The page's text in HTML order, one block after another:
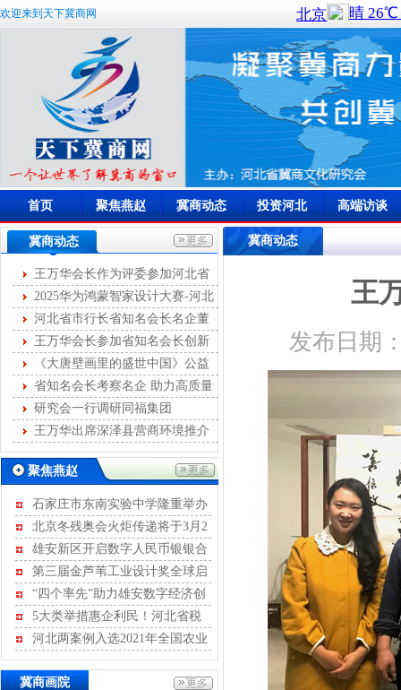
欢迎来到天下冀商网
首页 聚焦燕赵 冀商动态 投资河北 高端访谈
冀商动态
王
发布日期
冀商动态
王万华会长作为评委参加河北省
首届燕赵女主播大赛
2025华为鸿蒙智家设计大赛-河北
站开幕
河北省市行长省知名会长名企董
事长第十次圆桌峰会成功举办
王万华会长参加省知名会长创新
服务第35次联席会
《大唐壁画里的盛世中国》公益
讲座举办
省知名会长考察名企 助力高质量
发展研究会一行调研同福集团
王万华出席深泽县营商环境推介
会
聚焦燕赵
石家庄市东南实验中学隆重举办
离队入团暨青春宣誓活动
北京冬残奥会火炬传递将于3月2
日至4日进行
雄安新区开启数字人民币银银合
作模式
第三届金芦苇工业设计奖全球启
动征集
“四个率先”助力雄安数字经济创
新发展
5大类举措惠企利民！河北省税
务局开展2022年便民办税“春风行
动”
河北两案例入选2021年全国农业
绿色发展典型案例
冀商画院